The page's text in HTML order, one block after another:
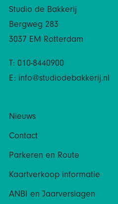
Studio de Bakkerij
Bergweg 283
3037 EM Rotterdam
T: 010-8440900
E: info@studiodebakkerij.nl
Nieuws
Contact
Parkeren en Route
Kaartverkoop informatie
ANBI en Jaarverslagen